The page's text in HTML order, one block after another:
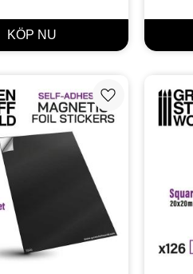
Lägg till i